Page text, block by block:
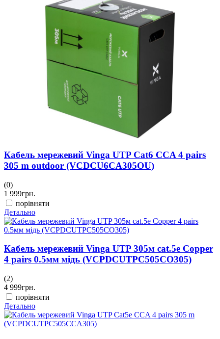
Кабель мережевий Vinga UTP Cat6 CCA 4 pairs
305 m outdoor (VCDCU6CA305OU)
(0)
1 999грн.
порівняти
Детально
Кабель мережевий Vinga UTP 305м cat.5e Copper
4 pairs 0.5мм мідь (VCPDCUTPC505CO305)
(2)
4 999грн.
порівняти
Детально